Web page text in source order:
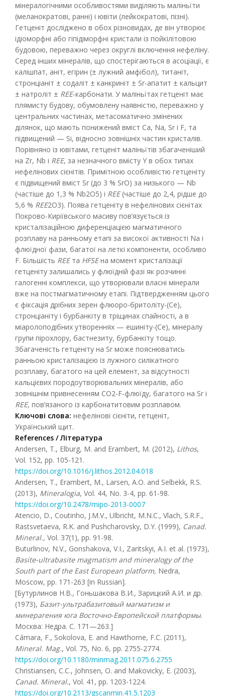
мінералогічними особливостями виділяють маліньїти
(меланократові, ранні) і ювіти (лейкократові, пізні).
Гетценіт досліджено в обох різновидах, де він утворює
ідіоморфні або гіпідіморфні кристали із пойкілітовою
будовою, переважно через округлі включення нефеліну.
Серед інших мінералів, що спостерігаються в асоціації, є
калішпат, аніт, егірин (± лужний амфібол), титаніт,
стронціаніт ± содаліт ± канкриніт ± Sr-апатит ± кальцит
± натроліт ± REE-карбонати. У маліньїтах гетценіт має
плямисту будову, обумовлену наявністю, переважно у
центральних частинах, метасоматично змінених
ділянок, що мають понижений вміст Ca, Na, Sr і F, та
підвищений — Si, відносно зовнішніх частин кристалів.
Порівняно із ювітами, гетценіт маліньїтів збагаченіший
на Zr, Nb і REE, за незначного вмісту Y в обох типах
нефелінових сієнітів. Примітною особливістю гетценіту
є підвищений вміст Sr (до 3 % SrО) за низького — Nb
(частіше до 1,3 % Nb2O5) і REE(частіше до 2,4, рідше до
5,6 % REE2O3). Поява гетценіту в нефелінових сієнітах
Покрово-Киріївського масиву пов’язується із
кристалізаційною диференціацією магматичного
розплаву на ранньому етапі за високої активності Na і
флюїдної фази, багатої на леткі компоненти, особливо
F. Більшість REEта HFSEна момент кристалізації
гетценіту залишались у флюїдній фазі як розчинні
галогенні комплекси, що утворювали власні мінерали
вже на постмагматичному етапі. Підтвердженням цього
є фіксація дрібних зерен флюоро-бритоліту-(Се),
стронціаніту і бурбанкіту в тріщинах спайності, а в
міаролоподібних утвореннях — ешиніту-(Се), мінералу
групи пірохлору, бастнезиту, бурбанкіту тощо.
Збагаченість гетценіту на Sr може пояснюватись
ранньою кристалізацією із лужного силікатного
розплаву, багатого на цей елемент, за відсутності
кальцієвих породоутворювальних мінералів, або
зовнішнім привнесенням CO2-F-флюїду, багатого на Sr і
REE, пов’язаного із карбонатитовим розплавом.
Ключові слова: нефелінові сієніти, гетценіт,
Український щит.
References / Література
Andersen, T., Elburg, M. and Erambert, M. (2012), Lithos,
Vol. 152, pp. 105-121.
https://doi.org/10.1016/j.lithos.2012.04.018
Andersen, T., Erambert, M., Larsen, A.O. and Selbekk, R.S.
(2013), Mineralogia, Vol. 44, No. 3-4, pp. 61-98.
https://doi.org/10.2478/mipo-2013-0007
Atencio, D., Coutinho, J.M.V., Ulbricht, M.N.C., Vlach, S.R.F.,
Rastsvetaeva, R.K. and Pushcharovsky, D.Y. (1999), Canad.
Mineral., Vol. 37(1), pp. 91-98.
Buturlinov, N.V., Gonshakova, V.I., Zaritskyi, A.I. et al. (1973),
Basite-ultrabasite magmatism and mineralogy of the
South part of the East European platform, Nedra,
Moscow, pр. 171-263 [in Russian].
[Бутурлинов Н.В., Гоньшакова В.И., Зарицкий А.И. и др.
(1973), Базит-ультрабазитовый магматизм и
минерагения юга Восточно-Европейской платформы.
Москва: Недра. С. 171—263.]
Cámara, F., Sokolova, E. and Hawthorne, F.C. (2011),
Mineral. Mag., Vol. 75, No. 6, pp. 2755-2774.
https://doi.org/10.1180/minmag.2011.075.6.2755
Christiansen, C.C., Johnsen, O. and Makovicky, E. (2003),
Canad. Mineral., Vol. 41, pp. 1203-1224.
https://doi.org/10.2113/gscanmin.41.5.1203